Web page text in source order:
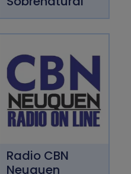
Radio CBN
Neuquen